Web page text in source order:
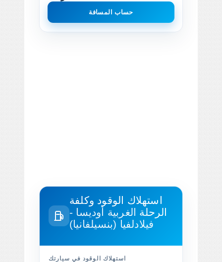
حساب المسافة
استهلاك الوقود وكلفة
الرحلة الغربية أوديسا -
فيلادلفيا (بنسيلفانيا)
استهلاك الوقود في سيارتك